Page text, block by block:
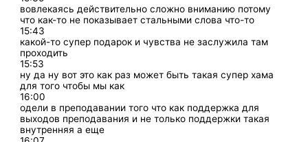
вовлекаясь действительно сложно вниманию потому
что как-то не показывает стальными слова что-то
15:43
какой-то супер подарок и чувства не заслужила там
проходить
15:53
ну да ну вот это как раз может быть такая супер хама
для того чтобы мы как
16:00
одели в преподавании того что как поддержка для
выходов преподавания и не только поддержки такая
внутренняя а еще